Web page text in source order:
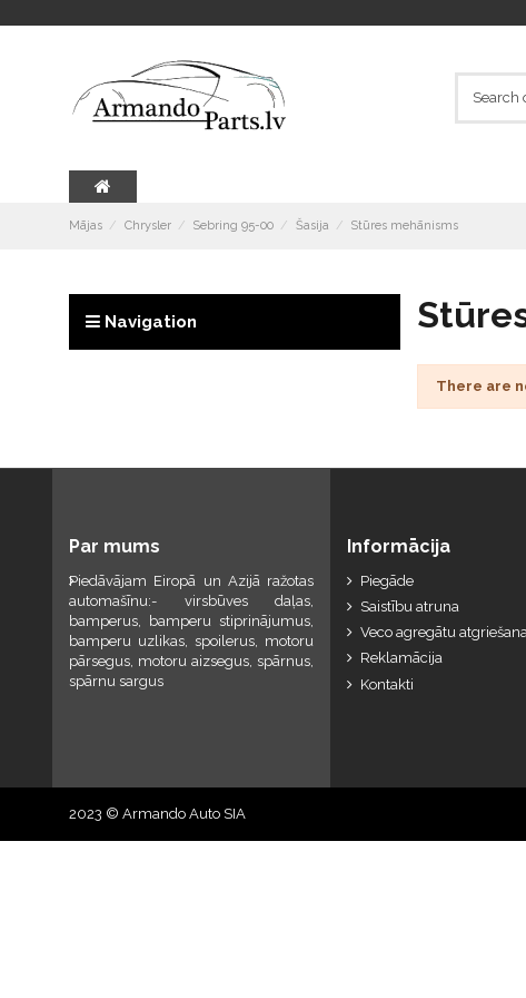
Mājas Chrysler Sebring 95-00 Šasija Stūres mehānisms
There are
Navigation
Par mums
Piedāvājam Eiropā un Azijā ražotas
automašīnu:- virsbūves daļas,
bamperus, bamperu stiprinājumus,
bamperu uzlikas, spoilerus, motoru
pārsegus, motoru aizsegus, spārnus,
spārnu sargus
Informācija
Piegāde
Saistību atruna
Veco agregātu
Reklamācija
Kontakti
2023 © Armando Auto SIA